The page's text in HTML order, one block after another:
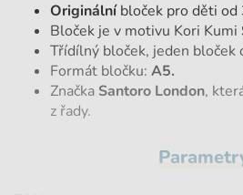
Originálníbloček pro děti od
Bloček je v motivu Kori Kumi
Třídílný bloček, jeden bloček
Formát bločku: A5.
Značka Santoro London,
z řady.